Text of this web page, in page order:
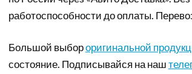
работоспособности до оплаты.
Большой выбороригинальной
состояние. Подписывайся на наш